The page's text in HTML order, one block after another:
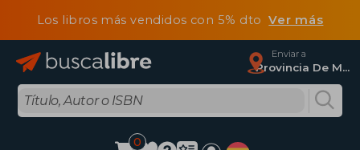
Los libros más vendidos con 5% dtoVer más
Enviar a
Provincia De Madrid
0